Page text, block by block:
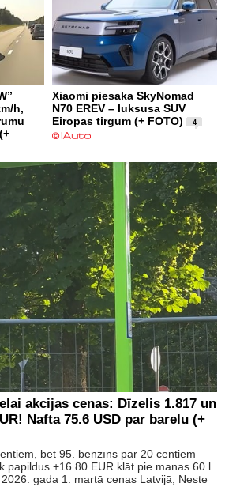
h,
Xiaomi piesaka SkyNomad
N70 EREV – luksusa SUV
Eiropas tirgum (+ FOTO)
4
akcijas cenas: Dīzelis 1.817 un
Nafta 75.6 USD par barelu (+
bet 95. benzīns par 20 centiem
papildus +16.80 EUR klāt pie manas 60 l
gada 1. martā cenas Latvijā, Neste